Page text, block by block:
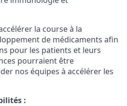
la course à la
de médicaments afin
pour les patients et leurs
pourraient être
nos équipes à accélérer les
: